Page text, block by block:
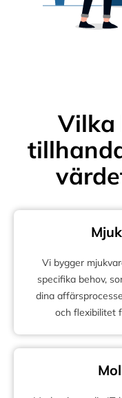
Vilka
Vi bygger
specifika behov,
dina
och flexibilitet